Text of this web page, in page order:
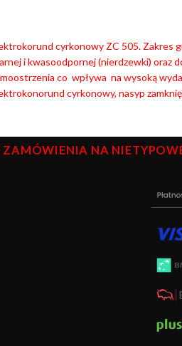
cyrkonowy ZC 505. Zakres
i kwasoodpornej (nierdzewki) oraz
co wpływa na wysoką
cyrkonowy, nasyp
ZAMÓWIENIA NA